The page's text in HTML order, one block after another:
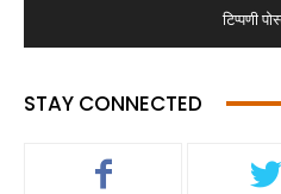
STAY CONNECTED